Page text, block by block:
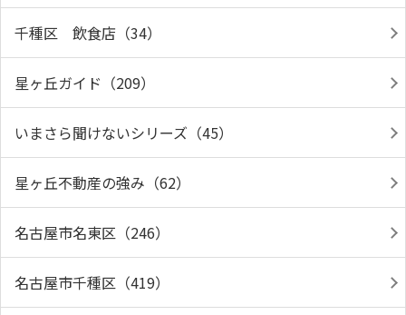
千種区 飲食店（34）
星ヶ丘ガイド（209）
いまさら聞けないシリーズ（45）
星ヶ丘不動産の強み（62）
名古屋市名東区（246）
名古屋市千種区（419）